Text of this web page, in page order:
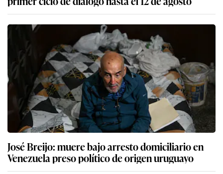
José Breijo: muere bajo arresto domiciliario en
Venezuela preso político de origen uruguayo